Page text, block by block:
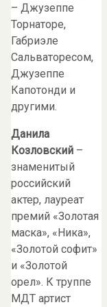
– Джузеппе
Торнаторе,
Габриэле
Сальваторесом,
Джузеппе
Капотонди и
другими.
Данила
Козловский –
знаменитый
российский
актер, лауреат
премий «Золотая
маска», «Ника»,
«Золотой софит»
и «Золотой
орел». К труппе
МДТ артист